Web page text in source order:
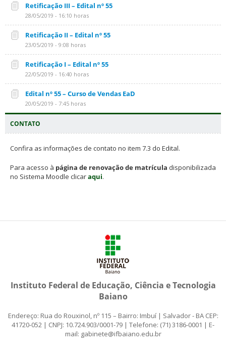
Retificação III – Edital nº 55
28/05/2019 - 16:10 horas
Retificação II – Edital nº 55
23/05/2019 - 9:08 horas
Retificação I – Edital nº 55
22/05/2019 - 16:40 horas
Edital nº 55 – Curso de Vendas EaD
20/05/2019 - 7:45 horas
CONTATO
Confira as informações de contato no item 7.3 do Edital.
Para acesso à página de renovação de matrícula disponibilizada
no Sistema Moodle clicaraqui.
Instituto Federal de Educação, Ciência e Tecnologia
Baiano
Endereço: Rua do Rouxinol, nº 115 – Bairro: Imbuí | Salvador - BA CEP:
41720-052 | CNPJ: 10.724.903/0001-79 | Telefone: (71) 3186-0001 | E-
mail: gabinete@ifbaiano.edu.br